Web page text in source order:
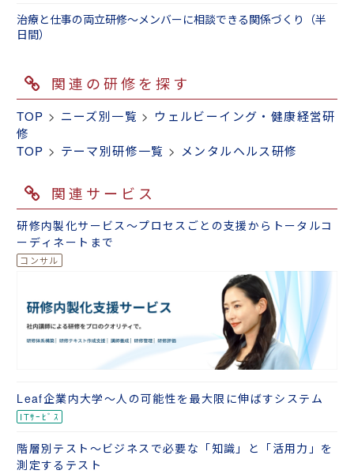
治療と仕事の両立研修～メンバーに相談できる関係づくり（半
日間）
関連の研修を探す
TOP > ニーズ別一覧 > ウェルビーイング・健康経営研
修
TOP > テーマ別研修一覧 > メンタルヘルス研修
関連サービス
研修内製化サービス～プロセスごとの支援からトータルコ
ーディネートまで
Leaf企業内大学～人の可能性を最大限に伸ばすシステム
階層別テスト～ビジネスで必要な「知識」と「活用力」を
測定するテスト